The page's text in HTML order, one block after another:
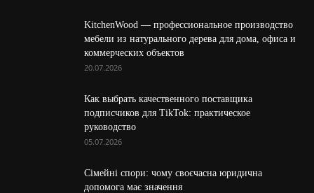
KitchenWood — профессиональное производство
мебели из натурального дерева для дома, офиса и
коммерческих объектов
20.07.2026
Как выбрать качественного поставщика
подписчиков для TikTok: практическое
руководство
05.07.2026
Сімейні спори: чому своєчасна юридична
допомога має значення